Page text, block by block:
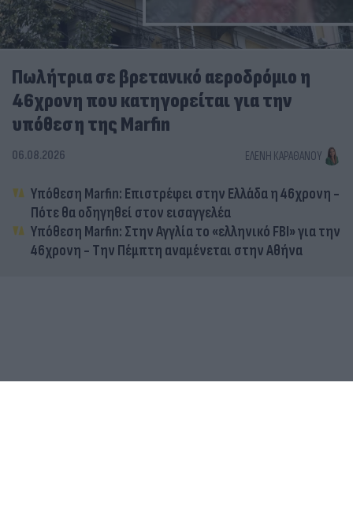
Πωλήτρια σε βρετανικό αεροδρόμιο η
46χρονη που κατηγορείται για την
υπόθεση της Marfin
06.08.2026 ΕΛΈΝΗ ΚΑΡΑΘΆΝΟΥ
Υπόθεση Marfin: Επιστρέφει στην Ελλάδα η 46χρονη -
Πότε θα οδηγηθεί στον εισαγγελέα
Υπόθεση Marfin: Στην Αγγλία το «ελληνικό FBI» για την
46χρονη - Την Πέμπτη αναμένεται στην Αθήνα